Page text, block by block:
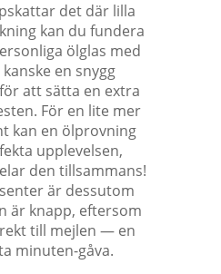
det där lilla
kan du fundera
ölglas med
en snygg
att sätta en extra
För en lite mer
kan en ölprovning
upplevelsen,
den tillsammans!
är dessutom
är knapp, eftersom
till mejlen — en
minuten-gåva.